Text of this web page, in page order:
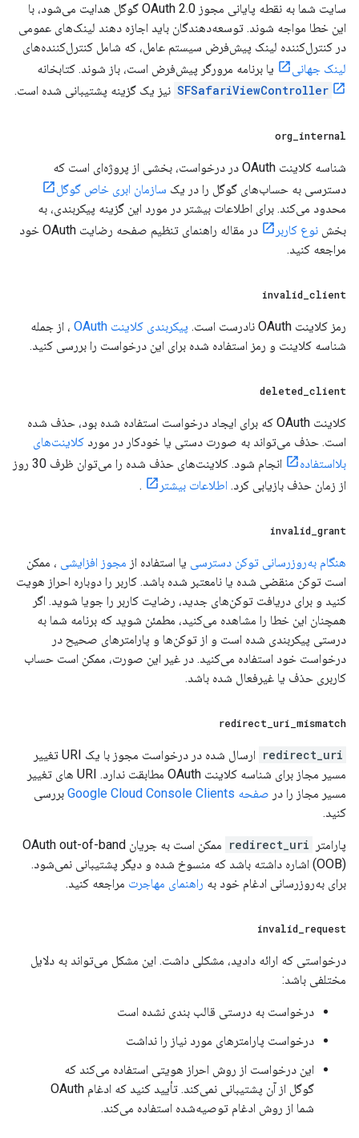
سایت شما به نقطه پایانی مجوز OAuth 2.0 گوگل هدایت می‌شود، با
این خطا مواجه شوند. توسعه‌دهندگان باید اجازه دهند لینک‌های عمومی
در کنترل‌کننده لینک پیش‌فرض سیستم عامل، که شامل کنترل‌کننده‌های
لینک جهانی
یا برنامه مرورگر پیش‌فرض است، باز شوند. کتابخانه
SFSafariViewController نیز یک گزینه پشتیبانی شده است.
org internal
شناسه کلاینت OAuth در درخواست، بخشی از پروژه‌ای است که
دسترسی به حساب‌های گوگل را در یک سازمان ابری خاص گوگل
محدود می‌کند. برای اطلاعات بیشتر در مورد این گزینه پیکربندی، به
بخش نوع کاربر
در مقاله راهنمای تنظیم صفحه رضایت OAuth خود
مراجعه کنید.
invalid client
رمز کلاینت OAuth نادرست است. پیکربندی کلاینت OAuth
، از جمله
شناسه کلاینت و رمز استفاده شده برای این درخواست را بررسی کنید.
deleted client
کلاینت OAuth که برای ایجاد درخواست استفاده شده بود، حذف شده
است. حذف می‌تواند به صورت دستی یا خودکار در مورد کلاینت‌های
بلااستفاده
انجام شود. کلاینت‌های حذف شده را می‌توان ظرف 30 روز
از زمان حذف بازیابی کرد. اطلاعات بیشتر .
invalid grant
هنگام به‌روزرسانی توکن دسترسی یا استفاده از مجوز افزایشی ، ممکن
است توکن منقضی شده یا نامعتبر شده باشد. کاربر را دوباره احراز هویت
کنید و برای دریافت توکن‌های جدید، رضایت کاربر را جویا شوید. اگر
همچنان این خطا را مشاهده می‌کنید، مطمئن شوید که برنامه شما به
درستی پیکربندی شده است و از توکن‌ها و پارامترهای صحیح در
درخواست خود استفاده می‌کنید. در غیر این صورت، ممکن است حساب
کاربری حذف یا غیرفعال شده باشد.
redirect uri mismatch
redirect_uri
ارسال شده در درخواست مجوز با یک URI تغییر
مسیر مجاز برای شناسه کلاینت OAuth مطابقت ندارد. URI های تغییر
مسیر مجاز را در صفحه Google Cloud Console Clients
بررسی
کنید.
پارامتر redirect_uri
ممکن است به جریان OAuth out-of-band
(OOB) اشاره داشته باشد که منسوخ شده و دیگر پشتیبانی نمی‌شود.
برای به‌روزرسانی ادغام خود به راهنمای مهاجرت مراجعه کنید.
invalid request
درخواستی که ارائه دادید، مشکلی داشت. این مشکل می‌تواند به دلایل
مختلفی باشد:
درخواست به درستی قالب بندی نشده است
درخواست پارامترهای مورد نیاز را نداشت
این درخواست از روش احراز هویتی استفاده می‌کند که
گوگل از آن پشتیبانی نمی‌کند. تأیید کنید که ادغام OAuth
شما از روش ادغام توصیه‌شده استفاده می‌کند.